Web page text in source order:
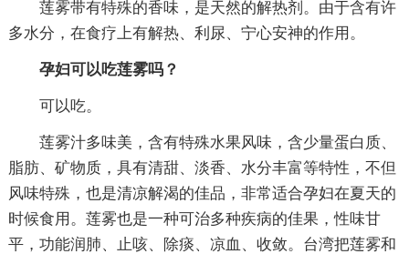
莲雾带有特殊的香味，是天然的解热剂。由于含有许
多水分，在食疗上有解热、利尿、宁心安神的作用。
孕妇可以吃莲雾吗？
可以吃。
莲雾汁多味美，含有特殊水果风味，含少量蛋白质、
脂肪、矿物质，具有清甜、淡香、水分丰富等特性，不但
风味特殊，也是清凉解渴的佳品，非常适合孕妇在夏天的
时候食用。莲雾也是一种可治多种疾病的佳果，性味甘
平，功能润肺、止咳、除痰、凉血、收敛。台湾把莲雾和